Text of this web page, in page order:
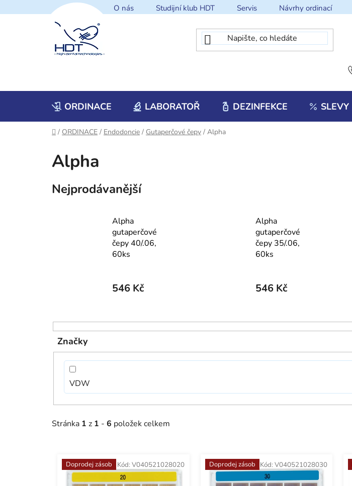
na
O nás Studijní klub HDT Servis Návrhy ordinací
ORDINACE LABORATOŘ DEZINFEKCE SLEVY
Domů
/ ORDINACE / Endodoncie / Gutaperčové čepy / Alpha
Alpha
Nejprodávanější
Alpha
gutaperčové
čepy 40/.06,
60ks
546 Kč
Alpha
gutaperčové
čepy 35/.06,
60ks
546 Kč
Stránka 1 z 1 - 6 položek celkem
Značky
VDW
V
ý
p
r
o
Doprodej zásob Kód: V040521028020 Doprodej zásob Kód: V040521028030